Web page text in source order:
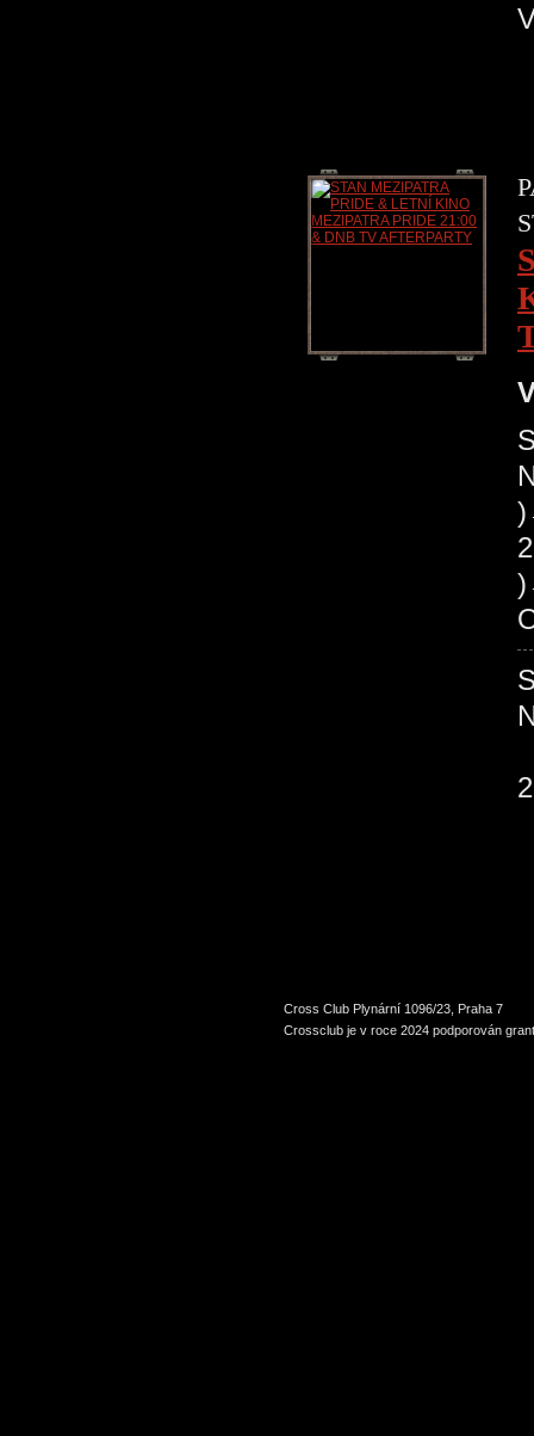
Cross Club Plynární 1096/23, Praha 7
Crossclub je v roce 2024 podporován